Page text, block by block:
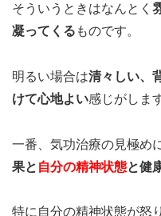
そういうときはなんとく
凝ってくる ものです。
明るい場合は清々しい、
けて心地よい感じがしま
一番、気功治療の見極め
果と 自分の精神状態と健
特に自分の精神状態が怒